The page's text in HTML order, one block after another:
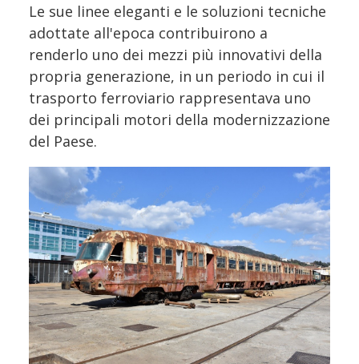
Le sue linee eleganti e le soluzioni tecniche
adottate all'epoca contribuirono a
renderlo uno dei mezzi più innovativi della
propria generazione, in un periodo in cui il
trasporto ferroviario rappresentava uno
dei principali motori della modernizzazione
del Paese.